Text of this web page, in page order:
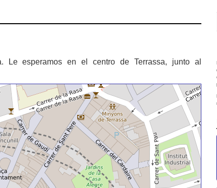
Le esperamos en el centro de Terrassa, junto al